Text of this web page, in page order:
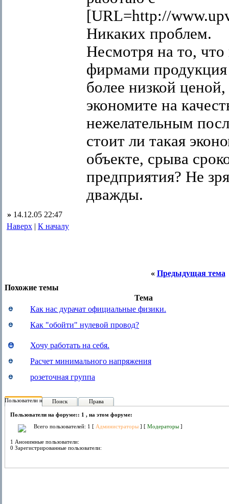
[URL=http://
Никаких проблем.
Несмотря на то,
фирмами продукция
более низкой
экономите на
нежелательным
стоит ли такая
объекте, срыва
предприятия? Не
дважды.
» 14.12.05 22:47
Наверх | К началу
« Предыдущая тема
Похожие темы
Тема
Как нас дурачат официальные физики.
Как "обойти" нулевой провод?
Хочу работать на себя.
Расчет минимального напряжения
розеточная группа
Пользователи на форуме:
Поиск Права
Пользователи на форуме:: 1 , на этом форуме:
Всего пользователей: 1 [ Администраторы ] [ Модераторы ]
1 Анонимные пользователи:
0 Зарегистрированные пользователи: